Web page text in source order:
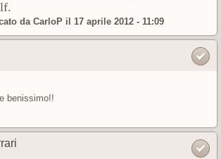
da CarloP il 17 aprile 2012 - 11:09
benissimo!!